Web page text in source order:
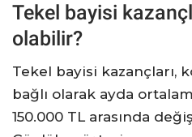
Tekel bayisi
olabilir?
Tekel bayisi kazançları,
bağlı olarak ayda
150.000 TL arasında